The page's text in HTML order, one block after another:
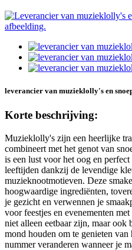
leverancier van muzieklolly's en
Korte beschrijving:
Muzieklolly's zijn een heerlijke
combineert met het genot van
is een lust voor het oog en
leeftijden dankzij de levendige
muzieknootmotieven. Deze
hoogwaardige ingrediënten,
je gezicht en verwennen je
voor feestjes en evenementen
niet alleen eetbaar zijn, maar ook
mond houden om te genieten
nummer veranderen wanneer je